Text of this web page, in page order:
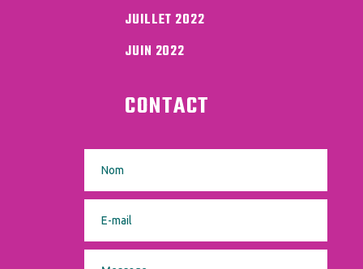
JUILLET 2022
JUIN 2022
CONTACT